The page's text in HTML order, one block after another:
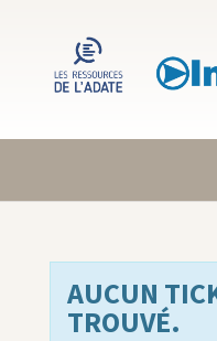
AUCUN
TROUVÉ.